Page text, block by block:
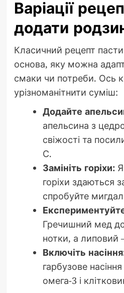
Варіації
додати
Класичний рецепт
основа, яку можна
смаки чи потреби. Ось
урізноманітнити суміш:
Додайте
апельсина з
свіжості та
С.
Замініть горіхи:
горіхи здаються
спробуйте
Гречишний мед
нотки, а липовий
Включіть
гарбузове
омега-3 і